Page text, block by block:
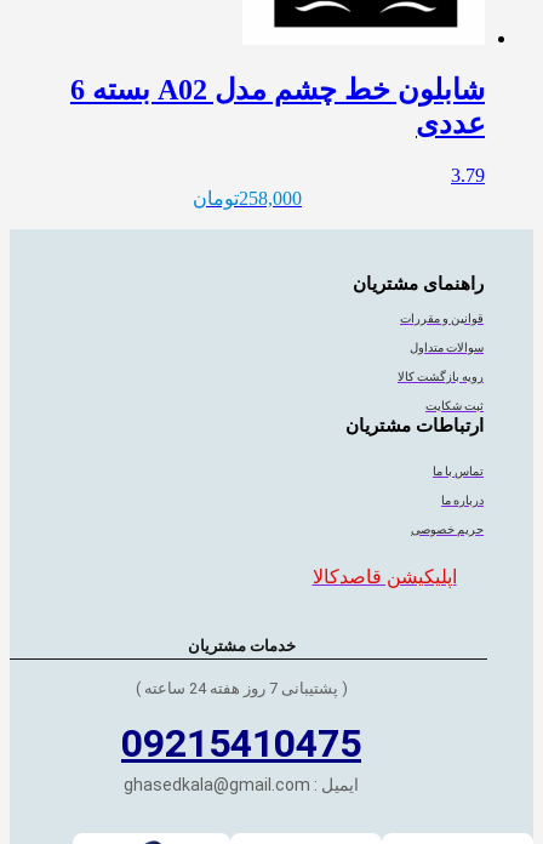
شابلون خط چشم مدل A02 بسته 6
عددی
3.79
258,000تومان
راهنمای مشتریان
قوانین و مقررات
سوالات متداول
رویه بازگشت کالا
ثبت شکایت
ارتباطات مشتریان
تماس با ما
درباره ما
حریم خصوصی
اپلیکیشن قاصدکالا
خدمات مشتریان
( پشتیبانی 7 روز هفته 24 ساعته )
09215410475
ایمیل : ghasedkala@gmail.com